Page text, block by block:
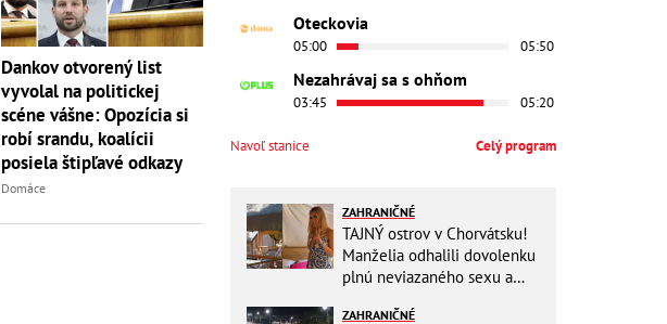
Dankov otvorený list
vyvolal na politickej
scéne vášne: Opozícia si
robí srandu, koalícii
posiela štipľavé odkazy
Domáce
Oteckovia
05:00 05:50
Nezahrávaj sa s ohňom
03:45 05:20
Navoľ stanice Celý program
ZAHRANIČNÉ
TAJNÝ ostrov v Chorvátsku!
Manželia odhalili dovolenku
plnú neviazaného sexu a
ZAHRANIČNÉ